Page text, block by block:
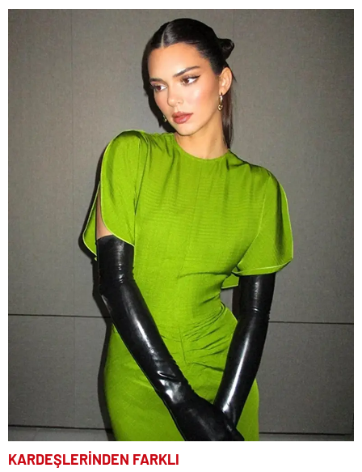
KARDEŞLERİNDEN FARKLI